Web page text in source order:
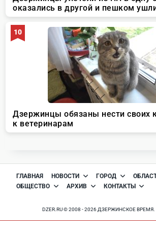
ГЛАВНАЯ НОВОСТИ ГОРОД
ОБЩЕСТВО
АРХИВ КОНТАКТЫ
DZER.RU © 2008 - 2026 ДЗЕРЖИНСКОЕ